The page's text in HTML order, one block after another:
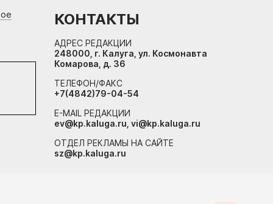
КОНТАКТЫ
АДРЕС РЕДАКЦИИ
248000, г. Калуга, ул. Космонавта
Комарова, д. 36
ТЕЛЕФОН/ФАКС
+7(4842)79-04-54
E-MAIL РЕДАКЦИИ
ev@kp.kaluga.ru, vi@kp.kaluga.ru
ОТДЕЛ РЕКЛАМЫ НА САЙТЕ
sz@kp.kaluga.ru